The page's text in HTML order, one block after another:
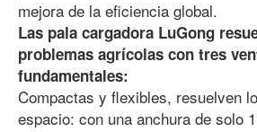
mejora de la eficiencia global.
Las pala cargadora LuGong
problemas agrícolas con tres
fundamentales:
Compactas y flexibles, resuelven
espacio: con una anchura de solo